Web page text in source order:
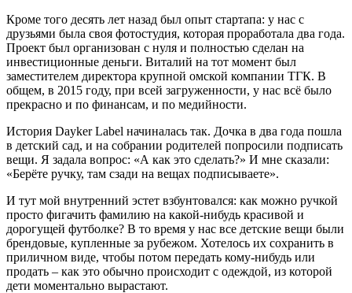
Кроме того десять лет назад был опыт стартапа: у нас с
друзьями была своя фотостудия, которая проработала два года.
Проект был организован с нуля и полностью сделан на
инвестиционные деньги. Виталий на тот момент был
заместителем директора крупной омской компании ТГК. В
общем, в 2015 году, при всей загруженности, у нас всё было
прекрасно и по финансам, и по медийности.
История Dayker Label начиналась так. Дочка в два года пошла
в детский сад, и на собрании родителей попросили подписать
вещи. Я задала вопрос: «А как это сделать?» И мне сказали:
«Берёте ручку, там сзади на вещах подписываете».
И тут мой внутренний эстет взбунтовался: как можно ручкой
просто фигачить фамилию на какой-нибудь красивой и
дорогущей футболке? В то время у нас все детские вещи были
брендовые, купленные за рубежом. Хотелось их сохранить в
приличном виде, чтобы потом передать кому-нибудь или
продать – как это обычно происходит с одеждой, из которой
дети моментально вырастают.